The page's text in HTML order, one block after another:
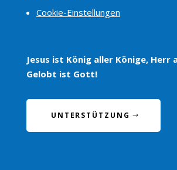
Cookie-Einstellungen
Jesus ist König aller Könige, Herr
Gelobt ist Gott!
UNTERSTÜTZUNG